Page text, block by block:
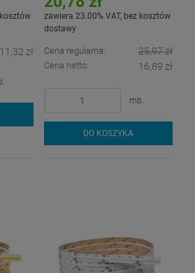
11,32 zł
zawiera 23.00% VAT, bez kosztów
dostawy
Cena regularna: 25,97 zł
Cena netto: 16,89 zł
mb.
DO KOSZYKA